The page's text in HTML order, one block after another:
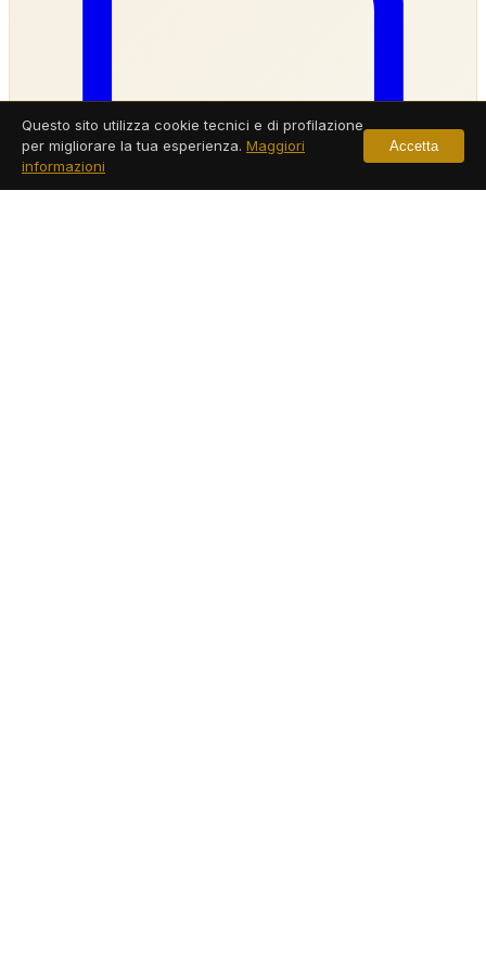
Questo sito utilizza cookie tecnici e di profilazione
per migliorare la tua esperienza. Maggiori
informazioni
Accetta